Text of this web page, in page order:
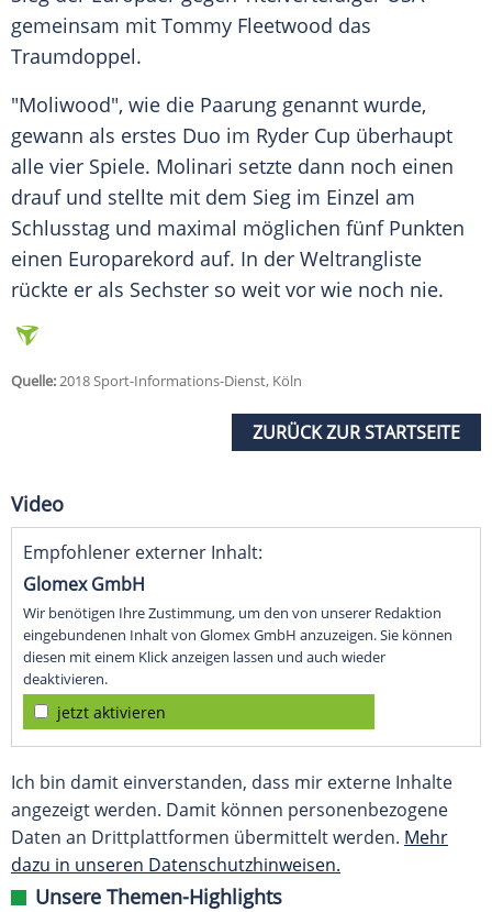
gemeinsam mit Tommy Fleetwood das
Traumdoppel.
"Moliwood", wie die Paarung genannt wurde,
gewann als erstes Duo im Ryder Cup überhaupt
alle vier Spiele. Molinari setzte dann noch einen
drauf und stellte mit dem Sieg im Einzel am
Schlusstag und maximal möglichen fünf Punkten
einen Europarekord auf. In der Weltrangliste
rückte er als Sechster so weit vor wie noch nie.
Quelle:2018 Sport-Informations-Dienst, Köln
ZURÜCK ZUR STARTSEITE
Video
Empfohlener externer Inhalt:
Glomex GmbH
Wir benötigen Ihre Zustimmung, um den von unserer Redaktion
eingebundenen Inhalt von Glomex GmbH anzuzeigen. Sie können
diesen mit einem Klick anzeigen lassen und auch wieder
deaktivieren.
jetzt aktivieren
Ich bin damit einverstanden, dass mir externe Inhalte
angezeigt werden. Damit können personenbezogene
Daten an Drittplattformen übermittelt werden. Mehr
dazu in unseren Datenschutzhinweisen.
Unsere Themen-Highlights